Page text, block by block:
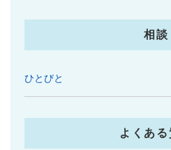
相談
ひとびと
よくある